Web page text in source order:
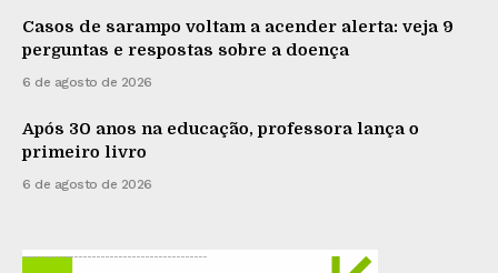
Casos de sarampo voltam a acender alerta: veja 9
perguntas e respostas sobre a doença
6 de agosto de 2026
Após 30 anos na educação, professora lança o
primeiro livro
6 de agosto de 2026